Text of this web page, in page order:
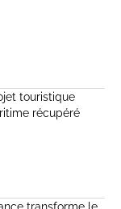
touristique
récupéré
transforme le